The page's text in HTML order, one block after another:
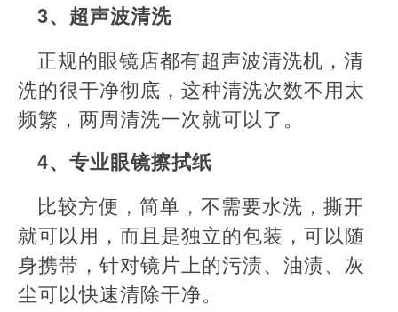
3、超声波清洗
正规的眼镜店都有超声波清洗机，清
洗的很干净彻底，这种清洗次数不用太
频繁，两周清洗一次就可以了。
4、专业眼镜擦拭纸
比较方便，简单，不需要水洗，撕开
就可以用，而且是独立的包装，可以随
身携带，针对镜片上的污渍、油渍、灰
尘可以快速清除干净。